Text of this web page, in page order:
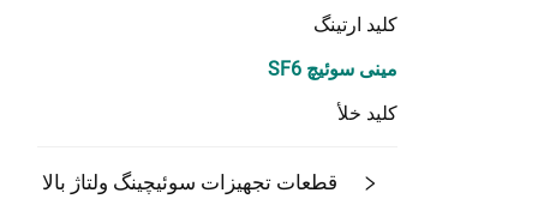
کلید ارتینگ
مینی سوئیچ SF6
کلید خلأ
قطعات تجهیزات سوئیچینگ ولتاژ بالا